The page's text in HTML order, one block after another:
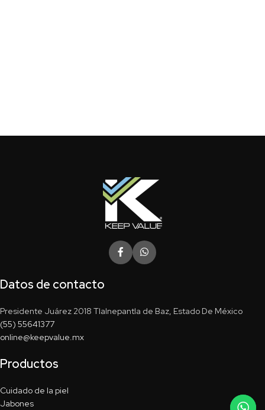
Datos de contacto
Presidente Juárez 2018 Tlalnepantla de Baz, Estado De México
(55) 55641377
online@keepvalue.mx
Productos
Cuidado de la piel
Jabones